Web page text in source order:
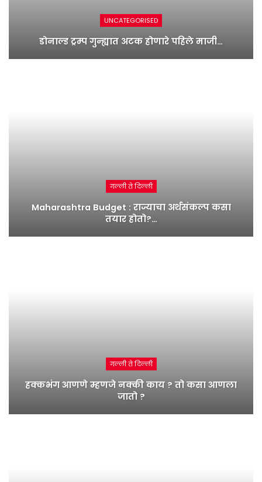
UNCATEGORISED
डोनाल्ड ट्रम्प गुन्ह्यात अटक होणारे पहिले माजी…
गल्ली ते दिल्ली
Maharashtra Budget : राज्याचा अर्थसंकल्प कसा
तयार होतो?…
गल्ली ते दिल्ली
हक्कभंग आणणे म्हणजे नक्की काय ? तो कसा आणला
जातो ?